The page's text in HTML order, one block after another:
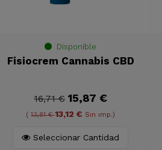
Disponible
Fisiocrem Cannabis CBD
16,71 € 15,87 €
(13,81 €13,12 € Sin imp.)
Seleccionar Cantidad